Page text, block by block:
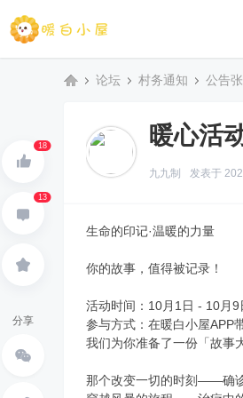
论坛 村务通知
›
公告
18
13
分享
暖心活
九九制 发表于
生命的印记·温暖的力量
你的故事，值得被记录！
活动时间：10月1日 - 10月9
参与方式：在暖白小屋APP
我们为你准备了一份「故事
那个改变一切的时刻——确